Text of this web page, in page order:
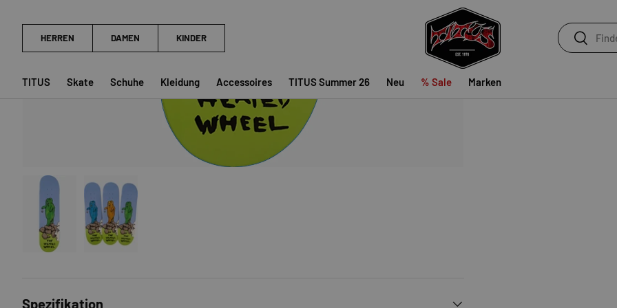
Suchen
Suchen
TITUS Skate Schuhe Kleidung Accessoires TITUS Summer 26 Neu % Sale Marken
Bild 1 in Galerieansicht ladenBild 2 in Galerieansicht laden
Spezifikation